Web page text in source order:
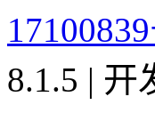
8.1.5 |